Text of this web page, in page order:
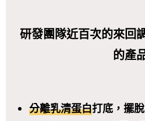
研發團隊近百次的來回
的產
分離乳清蛋白打底，擺